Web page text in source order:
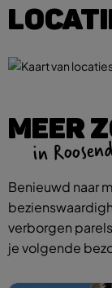
MEER
in
Benieuwd naar
verborgen
je volgende